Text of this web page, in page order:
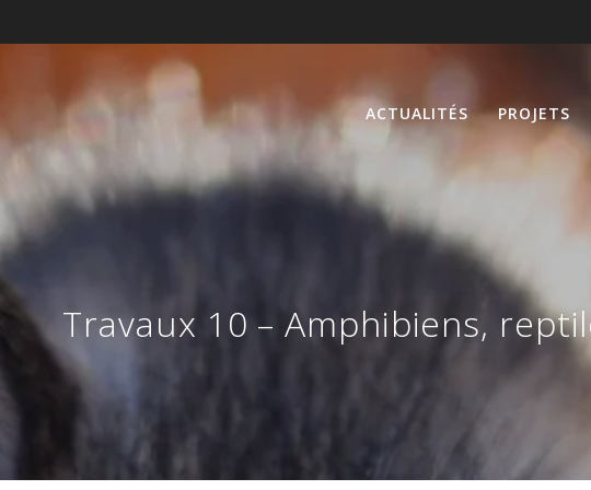
ACTUALITÉS PROJETS
Travaux 10 – Amphibiens,